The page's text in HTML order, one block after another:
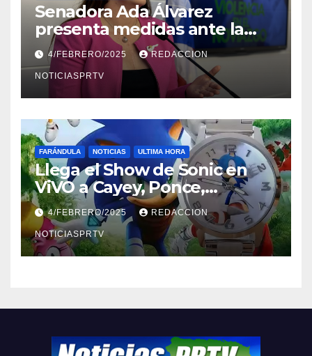
Senadora Ada Álvarez
presenta medidas ante la
violencia en el noviazgo
4/FEBRERO/2025 REDACCION
NOTICIASPRTV
FARÁNDULA NOTICIAS ULTIMA HORA
Llega el Show de Sonic en
ViVO a Cayey, Ponce,
Barceloneta y Humacao,
Relojes gratis para el que
compre ahora….
4/FEBRERO/2025 REDACCION
NOTICIASPRTV